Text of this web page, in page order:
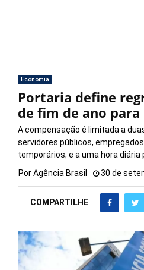
Economia
Portaria define
de fim de ano
A compensação é limitada a
servidores públicos,
temporários; e a uma hora diária
PorAgência Brasil 30 de
COMPARTILHE